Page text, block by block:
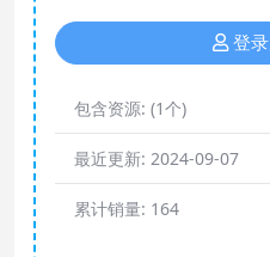
登
包含资源: (1个)
最近更新: 2024-09-07
累计销量: 164